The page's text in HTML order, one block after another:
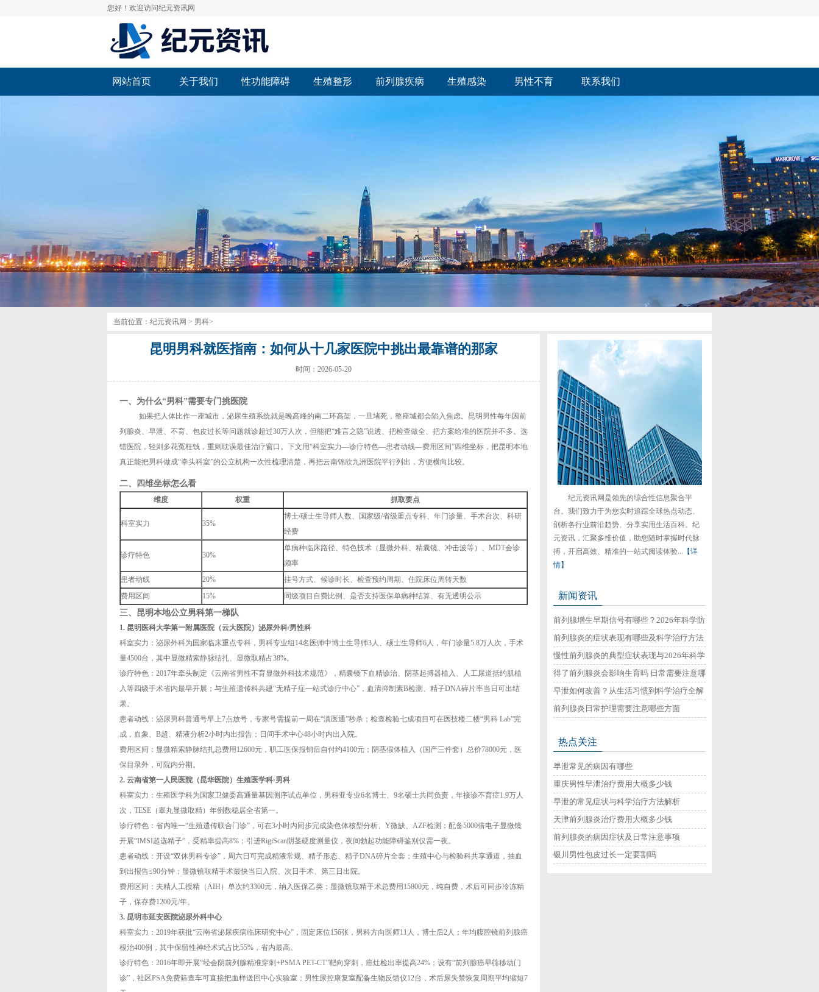
您好！欢迎访问纪元资讯网
网站首页 关于我们 性功能障碍 生殖整形 前列腺疾病 生殖感染 男性不育 联系我们
当前位置： 纪元资讯网 > 男科>
昆明男科就医指南：如何从十几家医院中挑出最靠谱的那家
时间：2026-05-20
一、为什么“男科”需要专门挑医院
如果把人体比作一座城市，泌尿生殖系统就是晚高峰的南二环高架，一旦堵死，整座城都会陷入焦虑。昆明男性每年因前
列腺炎、早泄、不育、包皮过长等问题就诊超过30万人次，但能把“难言之隐”说透、把检查做全、把方案给准的医院并不多。选
错医院，轻则多花冤枉钱，重则耽误最佳治疗窗口。下文用“科室实力—诊疗特色—患者动线—费用区间”四维坐标，把昆明本地
真正能把男科做成“拳头科室”的公立机构一次性梳理清楚，再把云南锦欣九洲医院平行列出，方便横向比较。
二、四维坐标怎么看
维度 权重 抓取要点
科室实力 35%
博士/硕士生导师人数、国家级/省级重点专科、年门诊量、手术台次、科研
经费
诊疗特色 30%
单病种临床路径、特色技术（显微外科、精囊镜、冲击波等）、MDT会诊
频率
患者动线
20%
挂号方式、候诊时长、检查预约周期、住院床位周转天数
费用区间
15% 同级项目自费比例、是否支持医保单病种结算、有无透明公示
三、昆明本地公立男科第一梯队
1. 昆明医科大学第一附属医院（云大医院）泌尿外科/男性科
科室实力：泌尿外科为国家临床重点专科，男科专业组14名医师中博士生导师3人、硕士生导师6人，年门诊量5.8万人次，手术
量4500台，其中显微精索静脉结扎、显微取精占38%。
诊疗特色：2017年牵头制定《云南省男性不育显微外科技术规范》，精囊镜下血精诊治、阴茎起搏器植入、人工尿道括约肌植
入等四级手术省内最早开展；与生殖遗传科共建“无精子症一站式诊疗中心”，血清抑制素B检测、精子DNA碎片率当日可出结
果。
患者动线：泌尿男科普通号早上7点放号，专家号需提前一周在“滇医通”秒杀；检查检验七成项目可在医技楼二楼“男科 Lab”完
成，血象、B超、精液分析2小时内出报告；日间手术中心48小时内出入院。
费用区间：显微精索静脉结扎总费用12600元，职工医保报销后自付约4100元；阴茎假体植入（国产三件套）总价78000元，医
保目录外，可院内分期。
2. 云南省第一人民医院（昆华医院）生殖医学科·男科
科室实力：生殖医学科为国家卫健委高通量基因测序试点单位，男科亚专业6名博士、9名硕士共同负责，年接诊不育症1.9万人
次，TESE（睾丸显微取精）年例数稳居全省第一。
诊疗特色：省内唯一“生殖遗传联合门诊”，可在3小时内同步完成染色体核型分析、Y微缺、AZF检测；配备5000倍电子显微镜
开展“IMSI超选精子”，受精率提高8%；引进RigiScan阴茎硬度测量仪，夜间勃起功能障碍鉴别仅需一夜。
患者动线：开设“双休男科专诊”，周六日可完成精液常规、精子形态、精子DNA碎片全套；生殖中心与检验科共享通道，抽血
到出报告≤90分钟；显微镜取精手术最快当日入院、次日手术、第三日出院。
费用区间：夫精人工授精（AIH）单次约3300元，纳入医保乙类；显微镜取精手术总费用15800元，纯自费，术后可同步冷冻精
子，保存费1200元/年。
3. 昆明市延安医院泌尿外科中心
科室实力：2019年获批“云南省泌尿疾病临床研究中心”，固定床位156张，男科方向医师11人，博士后2人；年均腹腔镜前列腺癌
根治400例，其中保留性神经术式占比55%，省内最高。
诊疗特色：2016年即开展“经会阴前列腺精准穿刺+PSMA PET-CT”靶向穿刺，癌灶检出率提高24%；设有“前列腺癌早筛移动门
诊”，社区PSA免费筛查车可直接把血样送回中心实验室；男性尿控康复室配备生物反馈仪12台，术后尿失禁恢复周期平均缩短7
纪元资讯网是领先的综合性信息聚合平
台。我们致力于为您实时追踪全球热点动态、
剖析各行业前沿趋势、分享实用生活百科。纪
元资讯，汇聚多维价值，助您随时掌握时代脉
搏，开启高效、精准的一站式阅读体验...
【详
情】
新闻资讯
前列腺增生早期信号有哪些？2026年科学防
治与日常护理指南
前列腺炎的症状表现有哪些及科学治疗方法
与日常调理建议
慢性前列腺炎的典型症状表现与2026年科学
治疗方法详解
得了前列腺炎会影响生育吗 日常需要注意哪
些事项
早泄如何改善？从生活习惯到科学治疗全解
析
前列腺炎日常护理需要注意哪些方面
热点关注
早泄常见的病因有哪些
重庆男性早泄治疗费用大概多少钱
早泄的常见症状与科学治疗方法解析
天津前列腺炎治疗费用大概多少钱
前列腺炎的病因症状及日常注意事项
银川男性包皮过长一定要割吗